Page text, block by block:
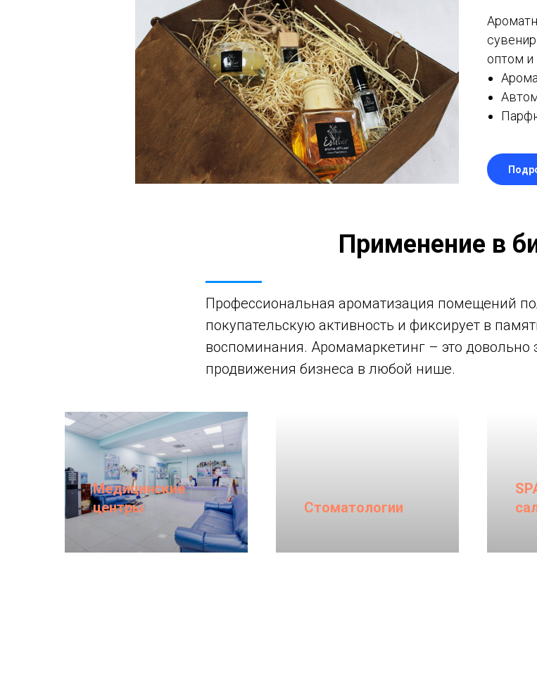
оптом и
Применение в
Профессиональная ароматизация помещений
покупательскую активность и фиксирует в
воспоминания. Аромамаркетинг – это
продвижения бизнеса в любой нише.
Медицинские
центры
Стоматологии